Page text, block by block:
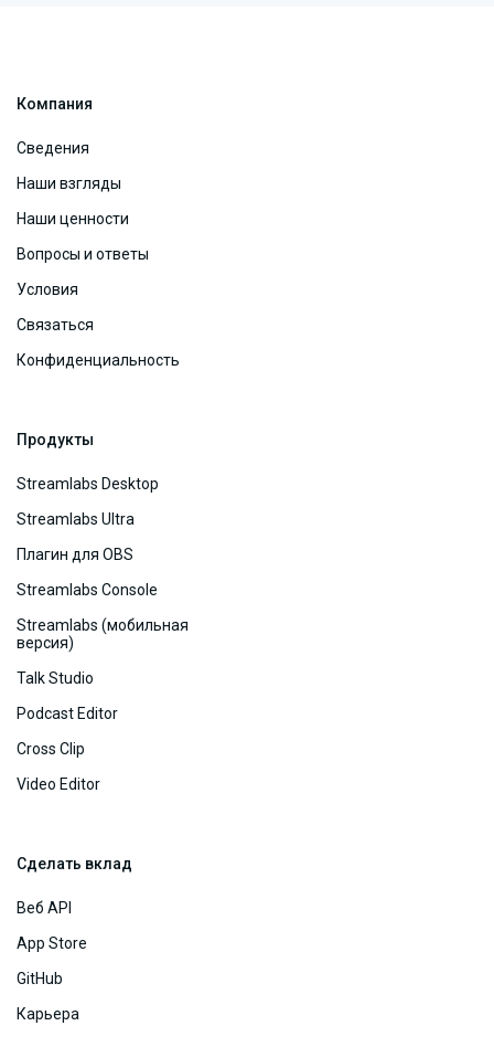
Компания
Сведения
Наши взгляды
Наши ценности
Вопросы и ответы
Условия
Связаться
Конфиденциальность
Продукты
Streamlabs Desktop
Streamlabs Ultra
Плагин для OBS
Streamlabs Console
Streamlabs (мобильная
версия)
Talk Studio
Podcast Editor
Cross Clip
Video Editor
Сделать вклад
Веб API
App Store
GitHub
Карьера